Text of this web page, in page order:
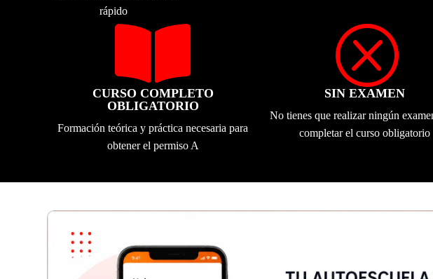
rápido

CURSO COMPLETO
OBLIGATORIO
Formación teórica y práctica necesaria para
obtener el permiso A
Q
SIN EXAMEN
No tienes que realizar ningún
completar el curso obligatorio